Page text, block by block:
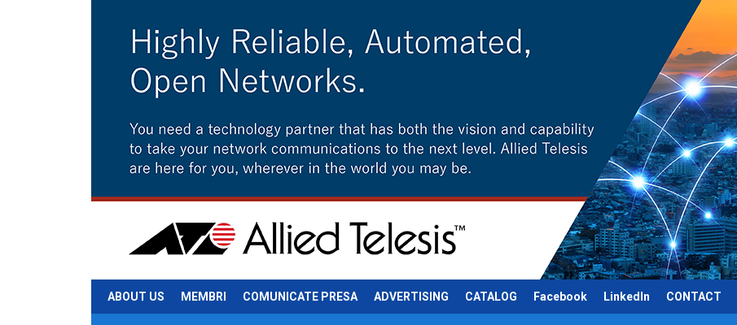
ABOUT US MEMBRI COMUNICATE PRESA ADVERTISING CATALOG Facebook LinkedIn CONTACT